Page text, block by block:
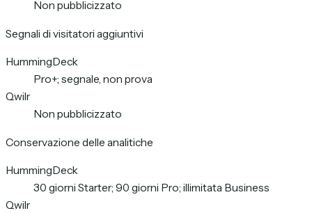
Non pubblicizzato
Segnali di visitatori aggiuntivi
HummingDeck
Pro+; segnale, non prova
Qwilr
Non pubblicizzato
Conservazione delle analitiche
HummingDeck
30 giorni Starter; 90 giorni Pro; illimitata Business
Qwilr